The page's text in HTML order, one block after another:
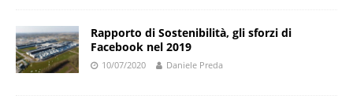
Rapporto di Sostenibilità, gli sforzi di
Facebook nel 2019
10/07/2020 Daniele Preda